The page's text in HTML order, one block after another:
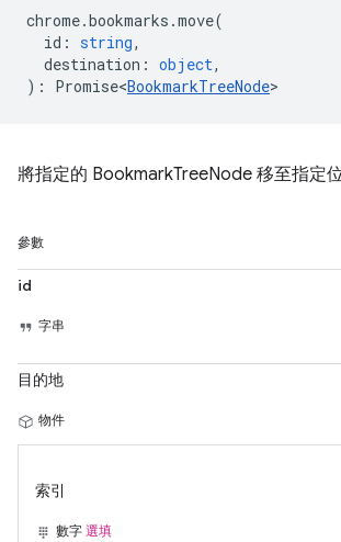
chrome.bookmarks .move(
id : string,
destination : object,
) : Promise<BookmarkTreeNode>
將指定的 BookmarkTreeNode 移至指定位
參數
id
字串
目的地
物件
索引
數字 選填